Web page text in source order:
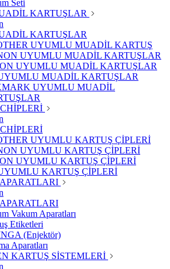
Seti
KARTUŞLAR
KARTUŞLAR
UYUMLU MUADİL KARTUŞ
UYUMLU MUADİL KARTUŞLAR
UYUMLU MUADİL KARTUŞLAR
MUADİL KARTUŞLAR
UYUMLU MUADİL
UYUMLU KARTUŞ ÇİPLERİ
UYUMLU KARTUŞ ÇİPLERİ
UYUMLU KARTUŞ ÇİPLERİ
KARTUŞ ÇİPLERİ
Vakum Aparatları
Etiketleri
(Enjektör)
Aparatları
KARTUŞ SİSTEMLERİ